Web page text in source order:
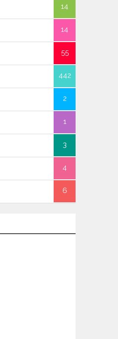
14
14
55
442
2
1
3
4
6